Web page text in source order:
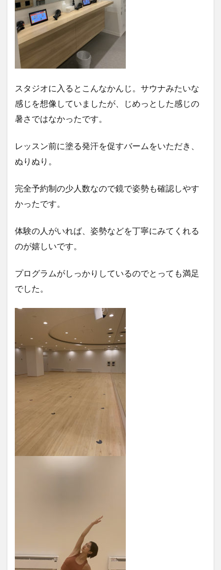
スタジオに入るとこんなかんじ。サウナみたいな
感じを想像していましたが、じめっとした感じの
暑さではなかったです。
レッスン前に塗る発汗を促すバームをいただき、
ぬりぬり。
完全予約制の少人数なので鏡で姿勢も確認しやす
かったです。
体験の人がいれば、姿勢などを丁寧にみてくれる
のが嬉しいです。
プログラムがしっかりしているのでとっても満足
でした。